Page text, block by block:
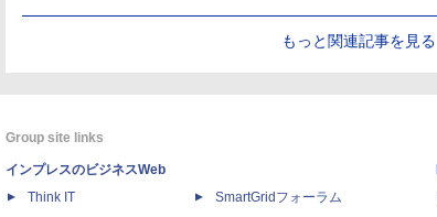
もっと関連記事を見る
Group site links
インプレスのビジネスWeb
Think IT
SmartGridフォーラム